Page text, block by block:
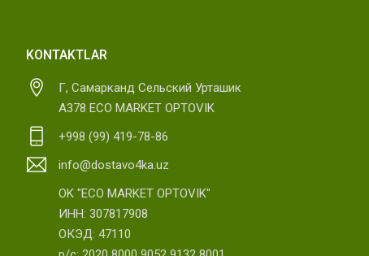
KONTAKTLAR
Г, Самарканд Сельский Урташик
А378 ECO MARKET OPTOVIK
+998 (99) 419-78-86
info@dostavo4ka.uz
OK "ECO MARKET OPTOVIK"
ИНН: 307817908
ОКЭД: 47110